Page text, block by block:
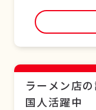
す。未経験の方で
基礎から学べます
的なキャリア形成
ラーメン店
国人活躍中